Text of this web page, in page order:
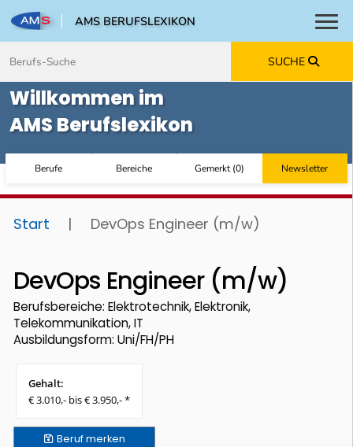
AMS BERUFSLEXIKON
SUCHE
Willkommen im
AMS Berufslexikon
Berufe Bereiche Gemerkt(0) Newsletter
Start | DevOps Engineer (m/w)
DevOps Engineer (m/w)
Berufsbereiche: Elektrotechnik, Elektronik,
Telekommunikation, IT
Ausbildungsform: Uni/FH/PH
Gehalt:
€ 3.010,- bis € 3.950,- *
Berufmerken